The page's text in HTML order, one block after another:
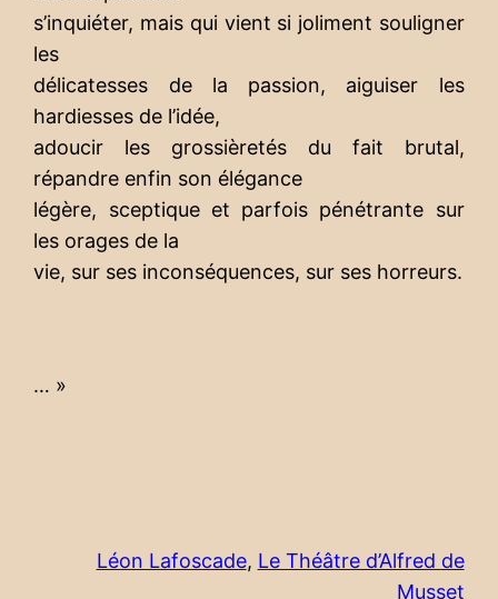
s’inquiéter, mais qui vient si joliment souligner
les
délicatesses de la passion, aiguiser les
hardiesses de l’idée,
adoucir les grossièretés du fait brutal,
répandre enfin son élégance
légère, sceptique et parfois pénétrante sur
les orages de la
vie, sur ses inconséquences, sur ses horreurs.
… »
Léon Lafoscade, Le Théâtre d’Alfred de
Musset